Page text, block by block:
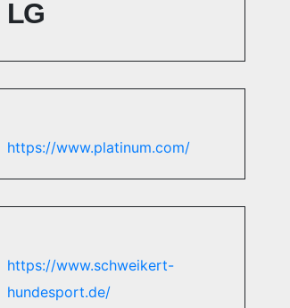
LG
https://www.platinum.com/
https://www.schweikert-
hundesport.de/